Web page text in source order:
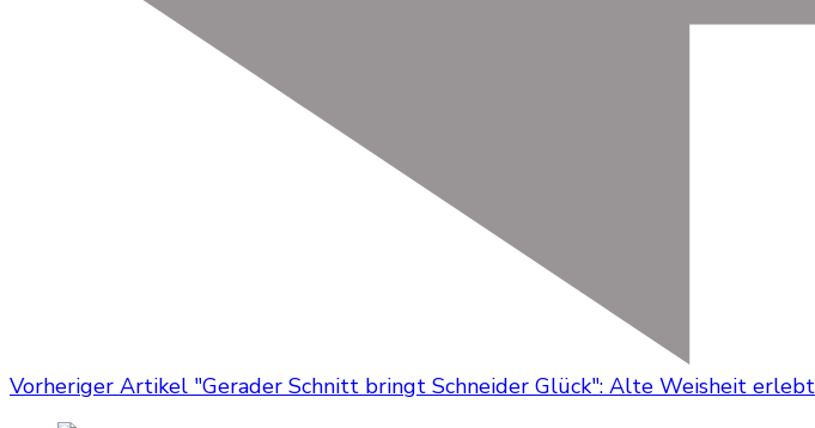
Vorheriger Artikel "Gerader Schnitt bringt Schneider Glück": Alte Weisheit